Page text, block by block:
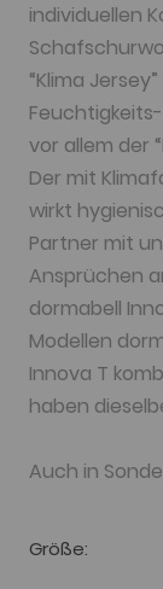
individuellen
“Klima
vor allem der
Der mit
wirkt
Partner mit
Ansprüchen
dormabell
Modellen
Innova T
haben
Auch in
Größe